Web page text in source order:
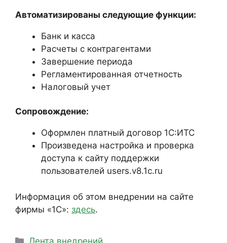
Автоматизированы следующие функции:
Банк и касса
Расчеты с контрагентами
Завершение периода
Регламентированная отчетность
Налоговый учет
Сопровождение:
Оформлен платный договор 1С:ИТС
Произведена настройка и проверка
доступа к сайту поддержки
пользователей users.v8.1c.ru
Информация об этом внедрении на сайте
фирмы «1С»: здесь.
Рубрики
Лента внедрений